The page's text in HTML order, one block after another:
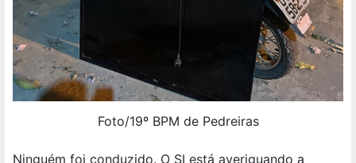
Foto/19º BPM de Pedreiras
Ninguém foi conduzido. O SI está averiguando a